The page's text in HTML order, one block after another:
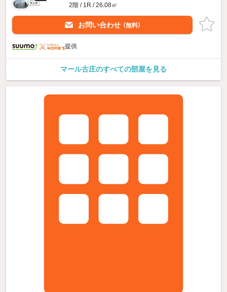
2階 / 1R / 26.08㎡
お問い合わせ （無料）
提供
マール古庄のすべての部屋を見る